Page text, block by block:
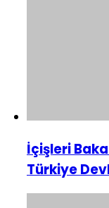
İçişleri
Türkiye